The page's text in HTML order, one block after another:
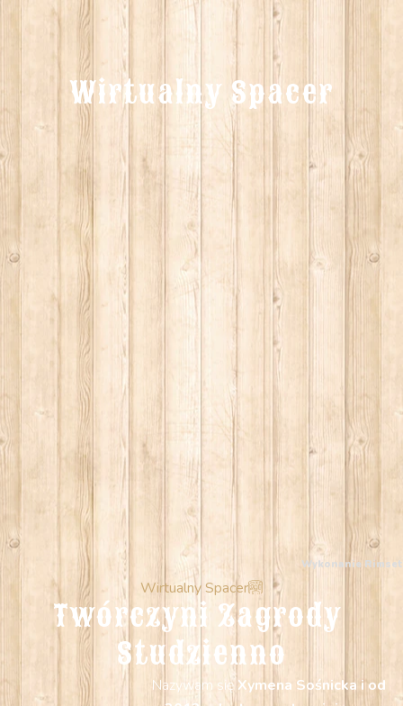
Wirtualny Spacer
Wykonanie Rimset
Wirtualny Spacer
Twórczyni Zagrody
Studzienno
Nazywam się Xymena Sośnicka i od